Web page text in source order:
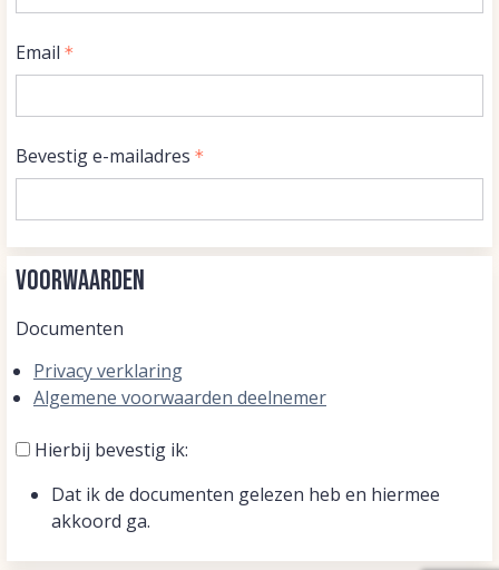
Email
Bevestig e-mailadres
Voorwaarden
Documenten
Privacy verklaring
Algemene voorwaarden deelnemer
Hierbij bevestig ik:
Dat ik de documenten gelezen heb en hiermee
akkoord ga.